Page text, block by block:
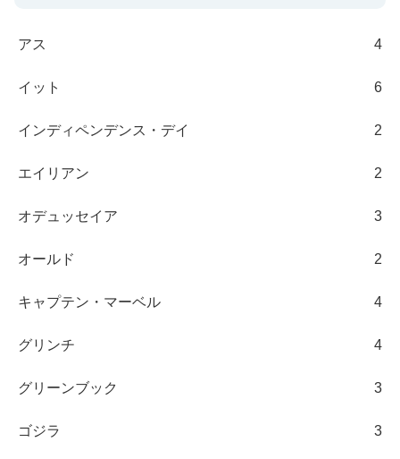
アス 4
イット 6
インディペンデンス・デイ 2
エイリアン 2
オデュッセイア 3
オールド 2
キャプテン・マーベル 4
グリンチ 4
グリーンブック 3
ゴジラ 3